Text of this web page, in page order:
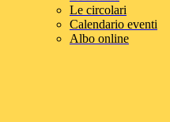
Le circolari
Calendario eventi
Albo online